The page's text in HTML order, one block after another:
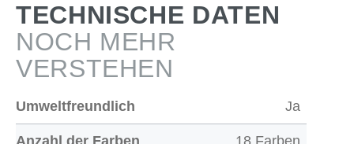
TECHNISCHE DATEN
NOCH MEHR
VERSTEHEN
Umweltfreundlich Ja
Anzahl der Farben 18 Farben